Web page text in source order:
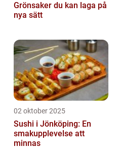
Grönsaker du kan laga på
nya sätt
02 oktober 2025
Sushi i Jönköping: En
smakupplevelse att
minnas